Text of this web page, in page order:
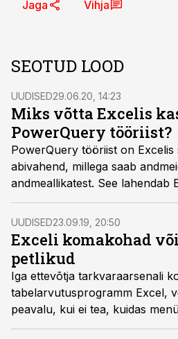
Jaga Vihja
SEOTUD LOOD
UUDISED29.06.20, 14:23
Miks võtta Excelis
PowerQuery tööriist?
PowerQuery tööriist on Excelis
abivahend, millega saab
andmeallikatest. See lahendab
probleemset olukorda, mida
suuda.
UUDISED23.09.19, 20:50
Exceli komakohad
petlikud
Iga ettevõtja tarkvaraarsenali
tabelarvutusprogramm Excel,
peavalu, kui ei tea, kuidas
õigesti kasutada.